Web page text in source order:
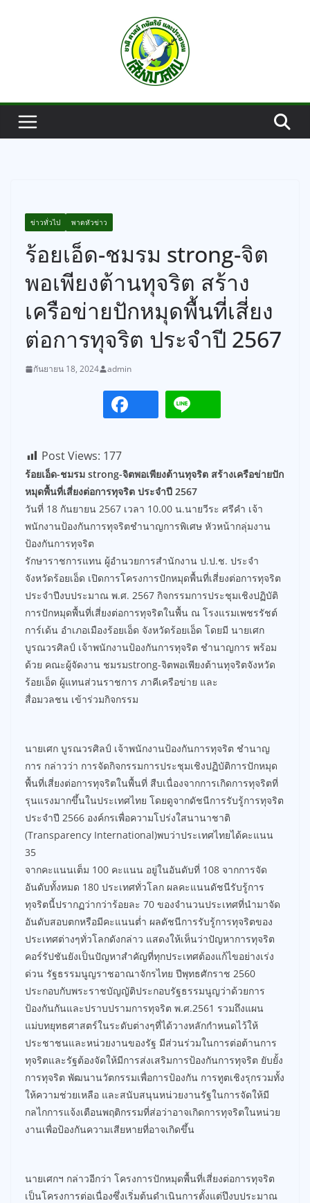
ข่าวทั่วไป พาดหัวข่าว
ร้อยเอ็ด-ชมรม strong-จิต
พอเพียงต้านทุจริต สร้าง
เครือข่ายปักหมุดพื้นที่เสี่ยง
ต่อการทุจริต ประจำปี 2567
กันยายน 18, 2024 admin
Post Views: 177
ร้อยเอ็ด-ชมรม strong-จิตพอเพียงต้านทุจริต สร้างเครือข่ายปัก
หมุดพื้นที่เสี่ยงต่อการทุจริต ประจำปี 2567
วันที่ 18 กันยายน 2567 เวลา 10.00 น.นายวีระ ศรีคำ เจ้า
พนักงานป้องกันการทุจริตชำนาญการพิเศษ หัวหน้ากลุ่มงาน
ป้องกันการทุจริต
รักษาราชการแทน ผู้อำนวยการสำนักงาน ป.ป.ช. ประจำ
จังหวัดร้อยเอ็ด เปิดการโครงการปักหมุดพื้นที่เสี่ยงต่อการทุจริต
ประจำปีงบประมาณ พ.ศ. 2567 กิจกรรมการประชุมเชิงปฏิบัติ
การปักหมุดพื้นที่เสี่ยงต่อการทุจริตในพื้น ณ โรงแรมเพชรรัชต์
การ์เด้น อำเภอเมืองร้อยเอ็ด จังหวัดร้อยเอ็ด โดยมี นายเศก
บูรณวรศิลป์ เจ้าพนักงานป้องกันการทุจริต ชำนาญการ พร้อม
ด้วย คณะผู้จัดงาน ชมรมstrong-จิตพอเพียงต้านทุจริตจังหวัด
ร้อยเอ็ด ผู้แทนส่วนราชการ ภาคีเครือข่าย และ
สื่อมวลชน เข้าร่วมกิจกรรม
นายเศก บูรณวรศิลป์ เจ้าพนักงานป้องกันการทุจริต ชำนาญ
การ กล่าวว่า การจัดกิจกรรมการประชุมเชิงปฏิบัติการปักหมุด
พื้นที่เสี่ยงต่อการทุจริตในพื้นที่ สืบเนื่องจากการเกิดการทุจริตที่
รุนแรงมากขึ้นในประเทศไทย โดยดูจากดัชนีการรับรู้การทุจริต
ประจำปี 2566 องค์กรเพื่อความโปร่งใสนานาชาติ
(Transparency International)พบว่าประเทศไทยได้คะแนน
35
จากคะแนนเต็ม 100 คะแนน อยู่ในอันดับที่ 108 จากการจัด
อันดับทั้งหมด 180 ประเทศทั่วโลก ผลคะแนนดัชนีรับรู้การ
ทุจริตนี้ปรากฏว่ากว่าร้อยละ 70 ของจำนวนประเทศที่นำมาจัด
อันดับสอบตกหรือมีคะแนนต่ำ ผลดัชนีการรับรู้การทุจริตของ
ประเทศต่างๆทั่วโลกดังกล่าว แสดงให้เห็นว่าปัญหาการทุจริต
คอร์รัปชันยังเป็นปัญหาสำคัญที่ทุกประเทศต้องแก้ไขอย่างเร่ง
ด่วน รัฐธรรมนูญราชอาณาจักรไทย ปีพุทธศักราช 2560
ประกอบกับพระราชบัญญัติประกอบรัฐธรรมนูญว่าด้วยการ
ป้องกันกันและปราบปรามการทุจริต พ.ศ.2561 รวมถึงแผน
แม่บทยุทธศาสตร์ในระดับต่างๆที่ได้วางหลักกำหนดไว้ให้
ประชาชนและหน่วยงานของรัฐ มีส่วนร่วมในการต่อต้านการ
ทุจริตและรัฐต้องจัดให้มีการส่งเสริมการป้องกันการทุจริต ยับยั้ง
การทุจริต พัฒนานวัตกรรมเพื่อการป้องกัน การทูตเชิงรุกรวมทั้ง
ให้ความช่วยเหลือ และสนับสนุนหน่วยงานรัฐในการจัดให้มี
กลไกการแจ้งเตือนพฤติกรรมที่ส่อว่าอาจเกิดการทุจริตในหน่วย
งานเพื่อป้องกันความเสียหายที่อาจเกิดขึ้น
นายเศกฯ กล่าวอีกว่า โครงการปักหมุดพื้นที่เสี่ยงต่อการทุจริต
เป็นโครงการต่อเนื่องซึ่งเริ่มต้นดำเนินการตั้งแต่ปึงบประมาณ